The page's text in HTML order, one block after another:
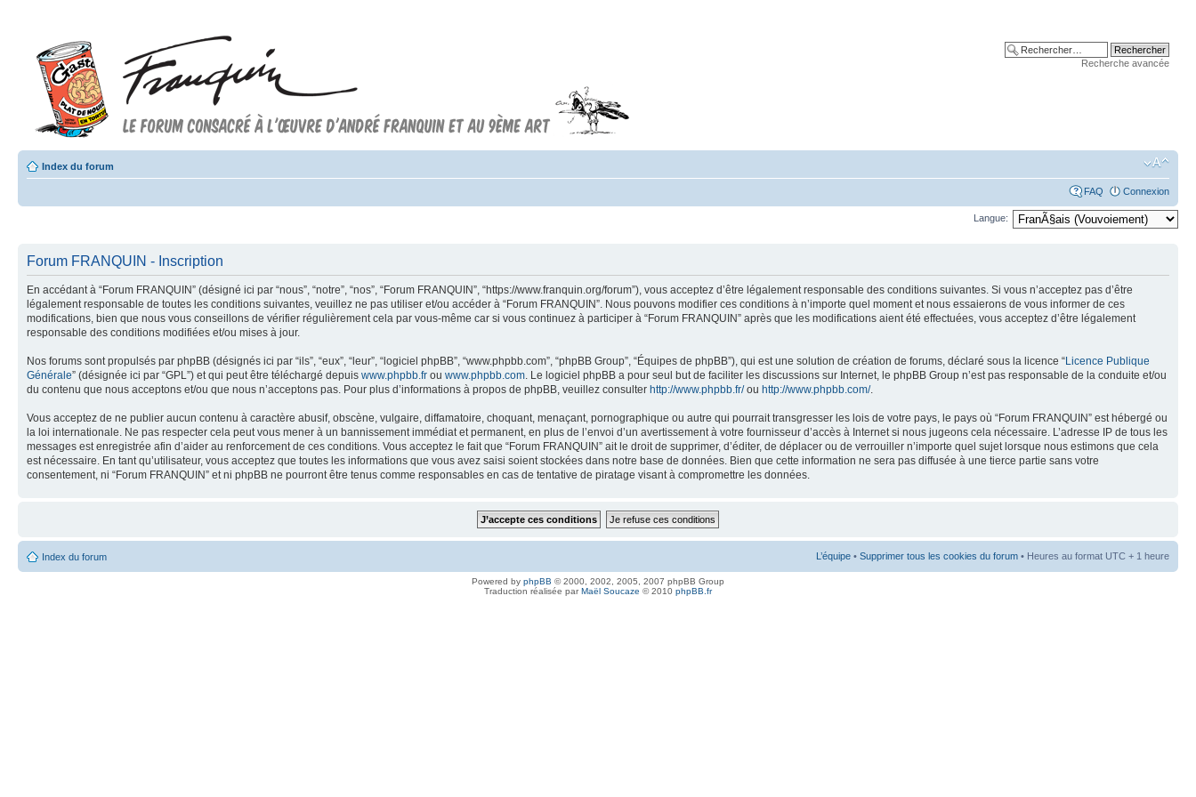
Recherche avancée
Index du forum
FAQ Connexion
Langue:
Forum FRANQUIN - Inscription
En accédant à “Forum FRANQUIN” (désigné ici par “nous”, “notre”, “nos”, “Forum FRANQUIN”, “https://www.franquin.org/forum”), vous acceptez d’être légalement responsable des conditions suivantes. Si vous n’acceptez pas d’être
légalement responsable de toutes les conditions suivantes, veuillez ne pas utiliser et/ou accéder à “Forum FRANQUIN”. Nous pouvons modifier ces conditions à n’importe quel moment et nous essaierons de vous informer de ces
modifications, bien que nous vous conseillons de vérifier régulièrement cela par vous-même car si vous continuez à participer à “Forum FRANQUIN” après que les modifications aient été effectuées, vous acceptez d’être légalement
responsable des conditions modifiées et/ou mises à jour.
Nos forums sont propulsés par phpBB (désignés ici par “ils”, “eux”, “leur”, “logiciel phpBB”, “www.phpbb.com”, “phpBB Group”, “Équipes de phpBB”), qui est une solution de création de forums, déclaré sous la licence “Licence Publique
Générale” (désignée ici par “GPL”) et qui peut être téléchargé depuis www.phpbb.fr ou www.phpbb.com . Le logiciel phpBB a pour seul but de faciliter les discussions sur Internet, le phpBB Group n’est pas responsable de la conduite et/ou
du contenu que nous acceptons et/ou que nous n’acceptons pas. Pour plus d’informations à propos de phpBB, veuillez consulter http://www.phpbb.fr/ou http://www.phpbb.com/.
Vous acceptez de ne publier aucun contenu à caractère abusif, obscène, vulgaire, diffamatoire, choquant, menaçant, pornographique ou autre qui pourrait transgresser les lois de votre pays, le pays où “Forum FRANQUIN” est hébergé ou
la loi internationale. Ne pas respecter cela peut vous mener à un bannissement immédiat et permanent, en plus de l’envoi d’un avertissement à votre fournisseur d’accès à Internet si nous jugeons cela nécessaire. L’adresse IP de tous les
messages est enregistrée afin d’aider au renforcement de ces conditions. Vous acceptez le fait que “Forum FRANQUIN” ait le droit de supprimer, d’éditer, de déplacer ou de verrouiller n’importe quel sujet lorsque nous estimons que cela
est nécessaire. En tant qu’utilisateur, vous acceptez que toutes les informations que vous avez saisi soient stockées dans notre base de données. Bien que cette information ne sera pas diffusée à une tierce partie sans votre
consentement, ni “Forum FRANQUIN” et ni phpBB ne pourront être tenus comme responsables en cas de tentative de piratage visant à compromettre les données.
Index du forum L’équipe • Supprimer tous les cookies du forum • Heures au format UTC + 1 heure
Powered by phpBB © 2000, 2002, 2005, 2007 phpBB Group
Traduction réalisée parMaël Soucaze © 2010 phpBB.fr